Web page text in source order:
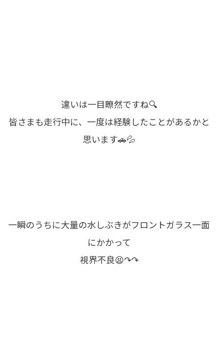
違いは一目瞭然ですね🔍
皆さまも走行中に、一度は経験したことがあるかと
思います🚗💦
一瞬のうちに大量の水しぶきがフロントガラス一面
にかかって
視界不良😫↷↷